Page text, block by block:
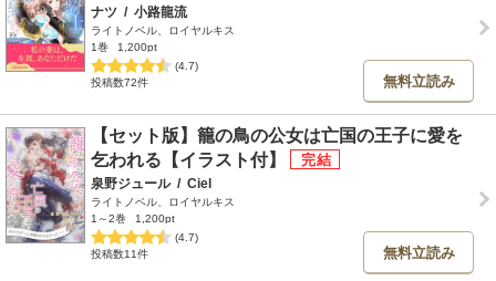
ナツ / 小路龍流
ライトノベル、ロイヤルキス
1巻
1,200pt
(4.7)
投稿数72件
無料立読み
【セット版】籠の鳥の公女は亡国の王子に愛を
乞われる【イラスト付】
泉野ジュール / Ciel
ライトノベル、ロイヤルキス
1～2巻
1,200pt
(4.7)
投稿数11件
無料立読み